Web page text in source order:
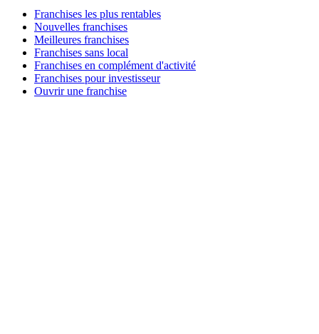
Franchises les plus rentables
Nouvelles franchises
Meilleures franchises
Franchises sans local
Franchises en complément d'activité
Franchises pour investisseur
Ouvrir une franchise